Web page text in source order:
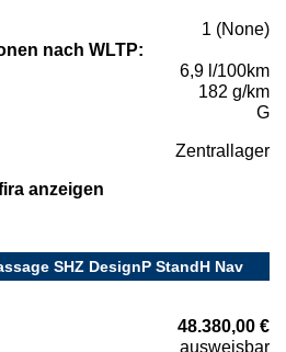
1 (None)
nach WLTP:
6,9 l/100km
182 g/km
G
Zentrallager
anzeigen
SHZ DesignP StandH Nav
48.380,00 €
ausweisbar